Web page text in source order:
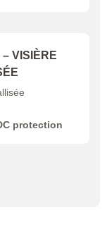
– VISIÈRE
protection